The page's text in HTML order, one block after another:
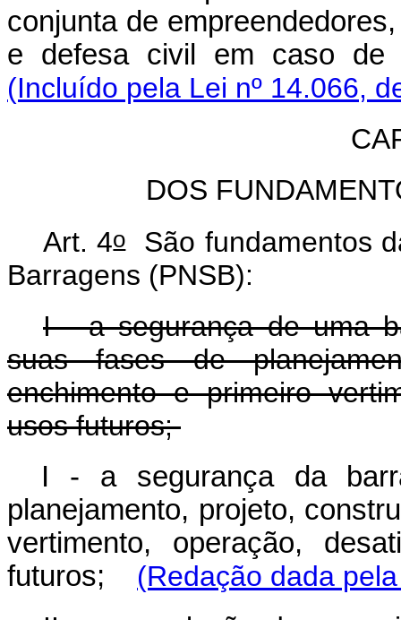
conjunta de
e defesa civil em caso de
(Incluído pela Lei nº 14.066,
DOS
Art. 4oSão fundamentos
Barragens (PNSB):
I - a segurança de uma
suas fases de
enchimento e primeiro
usos futuros;
I - a segurança da
planejamento, projeto,
vertimento, operação,
futuros; (Redação dada